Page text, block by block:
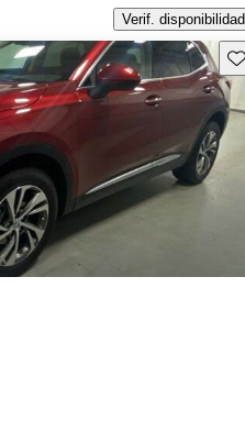
Verif. disponibilidad